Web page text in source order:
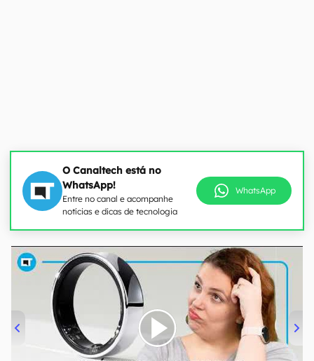
O Canaltech está no
WhatsApp!
Entre no canal e acompanhe
notícias e dicas de tecnologia
WhatsApp